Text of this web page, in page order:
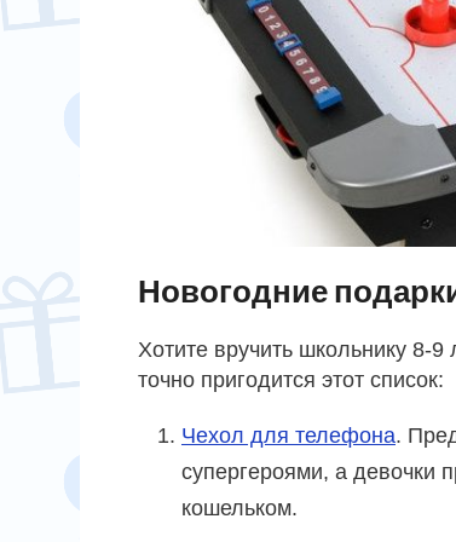
Новогодние
Хотите вручить школьнику 8-
точно пригодится этот список:
Чехол для телефона.
супергероями, а девочки
кошельком.